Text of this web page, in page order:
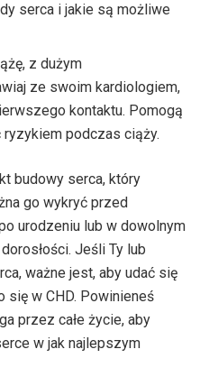
serca i jakie są możliwe
z dużym
ze swoim kardiologiem,
kontaktu. Pomogą
podczas ciąży.
budowy serca, który
go wykryć przed
urodzeniu lub w dowolnym
Jeśli Ty lub
ważne jest, aby udać się
się w CHD. Powinieneś
przez całe życie, aby
w jak najlepszym